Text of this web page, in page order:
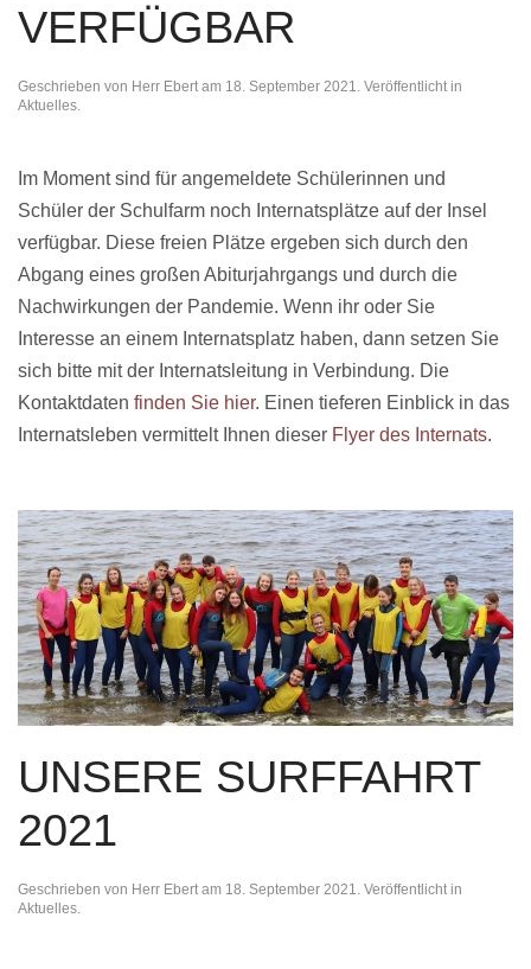
VERFÜGBAR
Geschrieben von Herr Ebertam 18. September 2021. Veröffentlicht in
Aktuelles.
Im Moment sind für angemeldete Schülerinnen und
Schüler der Schulfarm noch Internatsplätze auf der Insel
verfügbar. Diese freien Plätze ergeben sich durch den
Abgang eines großen Abiturjahrgangs und durch die
Nachwirkungen der Pandemie. Wenn ihr oder Sie
Interesse an einem Internatsplatz haben, dann setzen Sie
sich bitte mit der Internatsleitung in Verbindung. Die
Kontaktdaten finden Sie hier. Einen tieferen Einblick in das
Internatsleben vermittelt Ihnen dieser Flyer des Internats.
UNSERE SURFFAHRT
2021
Geschrieben von Herr Ebert am 18. September 2021
. Veröffentlicht in
Aktuelles